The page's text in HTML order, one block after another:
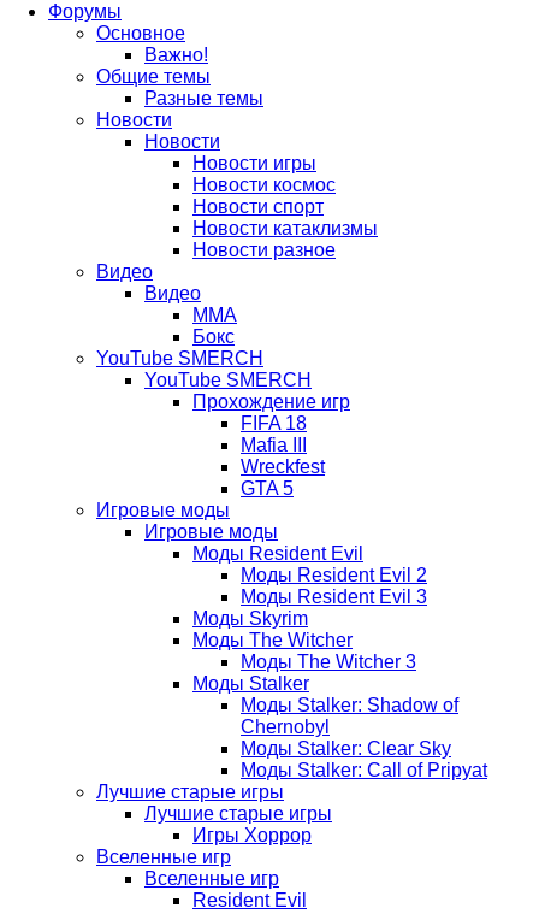
вкладке)
новой
вкладке)
новой
вкладке)
Форумы
Основное
Важно!
Общие темы
Разные темы
Новости
Новости
Новости игры
Новости космос
Новости спорт
Новости катаклизмы
Новости разное
Видео
Видео
ММА
Бокс
YouTube SMERCH
YouTube SMERCH
Прохождение игр
FIFA 18
Mafia III
Wreckfest
GTA 5
Игровые моды
Игровые моды
Моды Resident Evil
Моды Resident Evil 2
Моды Resident Evil 3
Моды Skyrim
Моды The Witcher
Моды The Witcher 3
Моды Stalker
Моды Stalker: Shadow of
Chernobyl
Моды Stalker: Clear Sky
Моды Stalker: Call of Pripyat
Лучшие старые игры
Лучшие старые игры
Игры Хоррор
Вселенные игр
Вселенные игр
Resident Evil